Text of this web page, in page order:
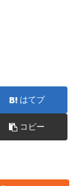
はてブ
コピー